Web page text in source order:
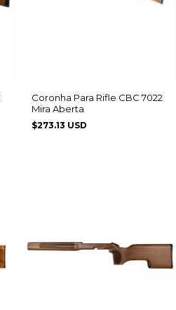
Coronha Para Rifle CBC 7022
Mira Aberta
$273.13 USD